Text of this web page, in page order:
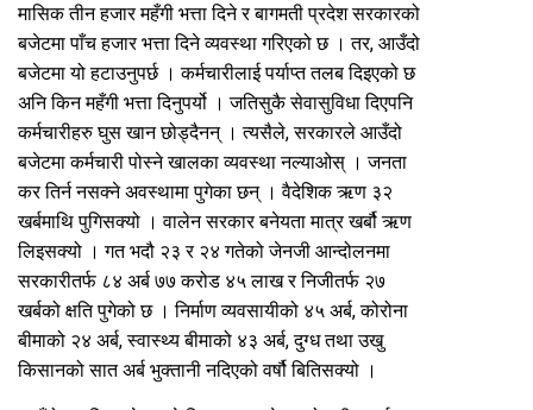
मासिक तीन हजार महँगी भत्ता दिने र बागमती प्रदेश सरकारको
बजेटमा पाँच हजार भत्ता दिने व्यवस्था गरिएको छ । तर, आउँदो
बजेटमा यो हटाउनुपर्छ । कर्मचारीलाई पर्याप्त तलब दिइएको छ
अनि किन महँगी भत्ता दिनुपर्यो । जतिसुकै सेवासुविधा दिएपनि
कर्मचारीहरु घुस खान छोड्दैनन् । त्यसैले, सरकारले आउँदो
बजेटमा कर्मचारी पोस्ने खालका व्यवस्था नल्याओस् । जनता
कर तिर्न नसक्ने अवस्थामा पुगेका छन् । वैदेशिक ऋण ३२
खर्बमाथि पुगिसक्यो । वालेन सरकार बनेयता मात्र खर्बौ ऋण
लिइसक्यो । गत भदौ २३ र २४ गतेको जेनजी आन्दोलनमा
सरकारीतर्फ ८४ अर्ब ७७ करोड ४५ लाख र निजीतर्फ २७
खर्बको क्षति पुगेको छ । निर्माण व्यवसायीको ४५ अर्ब, कोरोना
बीमाको २४ अर्ब, स्वास्थ्य बीमाको ४३ अर्ब, दुग्ध तथा उखु
किसानको सात अर्ब भुक्तानी नदिएको वर्षौ बितिसक्यो ।